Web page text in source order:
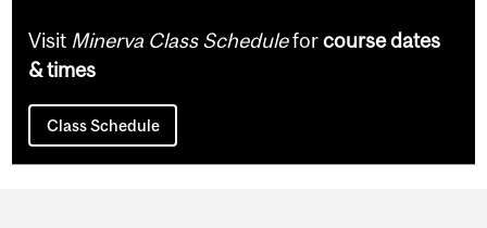
Visit Minerva Class Scheduleforcourse dates
& times
Class Schedule